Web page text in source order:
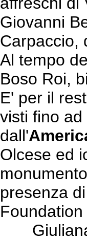
Giovanni
Carpaccio,
Al tempo
Boso Roi,
E' per il
visti fino
dall'
Olcese ed
presenza
Giuliana